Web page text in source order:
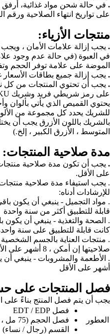
. في حالة شحن مواد غذائية، أرفق
على تواريخ انتهاء الصلاحية ورقم
منتجات الأزياء:
. يجب إزالة علامات الأمان ،
في العبوة (في حالة عدم وجود
الموضة على علامة توفر الحجم
. يجب إزالة جميع بطاقات الأسعار
. يجب أن تحتوي المنتجات من كل
بالشريك باللون الأزرق يجب أن
المتوسط ، الأزرق الكبير ، إلخ.)
مدة صلاحية المنتجات:
.
على الأقل.
للإرشادات أدناه:
. مواد التجميل - ينبغي أن يكون
قابلة للتطبيق أكثر من سنة واحدة
. الصحة والتغذية - ينبغي أن يكون
كانت قابلة للتطبيق على سنة
. منتجات العناية بالجسم
صلاحيتها إن أمكن ، 8 أشهر على الأقل
أشهر على الأقل
فصل المنتجات على
يجب أن يتم فصل المنتج بناءً على
العطور
فصل EDT / EDP
فصل الحجم (75 مل ، 100 مل ، 150 مل)
القسم (رجال / نساء)